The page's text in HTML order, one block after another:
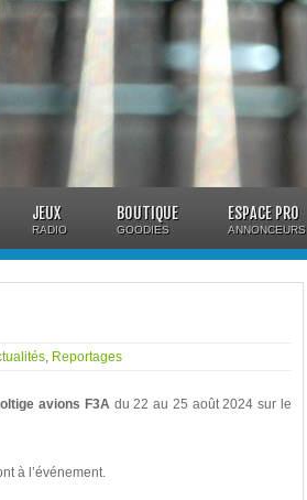
JEUX
RADIO
BOUTIQUE
GOODIES
ESPACE PRO
ANNONCEURS
, Reportages
avions F3Adu 22 au 25 août 2024 sur le
à l’événement.